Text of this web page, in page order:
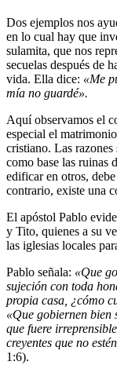
Dos ejemplos nos
en lo cual hay que
sulamita, que nos
secuelas después de
vida. Ella dice: «Me
mía no guardé».
Aquí observamos el
especial el
cristiano. Las
como base las ruinas
edificar en otros,
contrario, existe una
El apóstol Pablo
y Tito, quienes a su
las iglesias locales
Pablo señala: «Que
sujeción con toda
propia casa, ¿cómo
«Que gobiernen bien
que fuere
creyentes que no
1:6).